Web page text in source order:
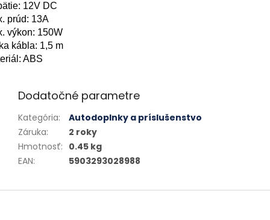
12V DC
prúd: 13A
výkon: 150W
kábla: 1,5 m
ABS
Dodatočné parametre
Kategória:
Autodoplnky a príslušenstvo
Záruka:
2 roky
Hmotnosť: 0.45 kg
EAN: 5903293028988
Zápätie